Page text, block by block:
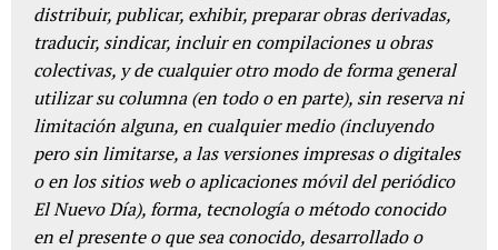
distribuir, publicar, exhibir, preparar obras derivadas,
traducir, sindicar, incluir en compilaciones u obras
colectivas, y de cualquier otro modo de forma general
utilizar su columna (en todo o en parte), sin reserva ni
limitación alguna, en cualquier medio (incluyendo
pero sin limitarse, a las versiones impresas o digitales
o en los sitios web o aplicaciones móvil del periódico
El Nuevo Día), forma, tecnología o método conocido
en el presente o que sea conocido, desarrollado o